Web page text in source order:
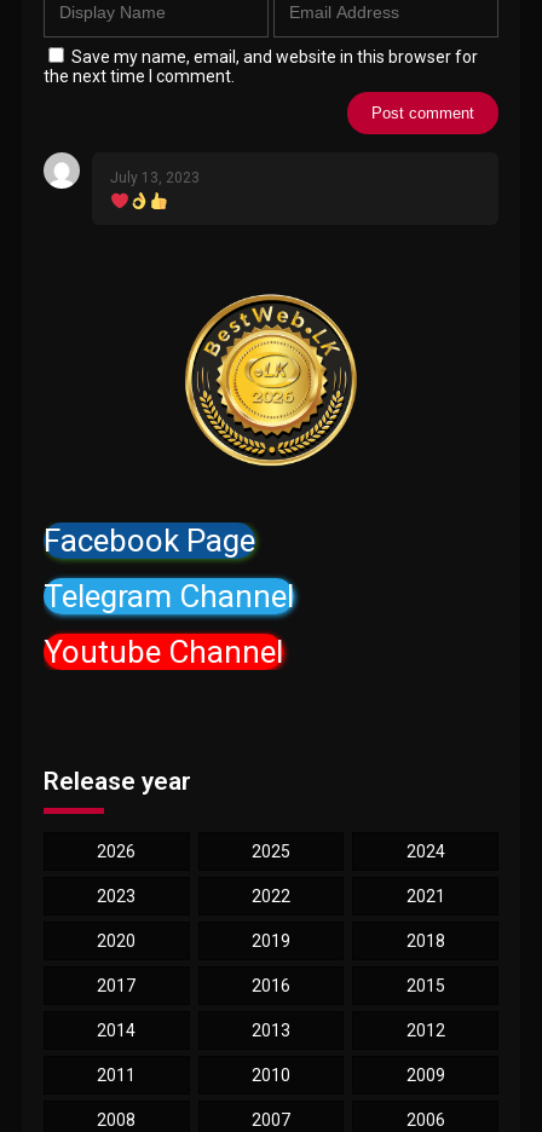
Save my name, email, and website in this browser for
the next time I comment.
July 13, 2023
Facebook Page
Telegram Channel
Youtube Channel
Release year
2026 2025 2024
2023 2022 2021
2020 2019 2018
2017 2016 2015
2014 2013 2012
2011 2010 2009
2008 2007 2006